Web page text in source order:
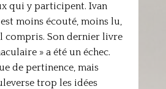
qui y participent. Ivan
moins écouté, moins lu,
compris. Son dernier livre
» a été un échec.
de pertinence, mais
trop les idées